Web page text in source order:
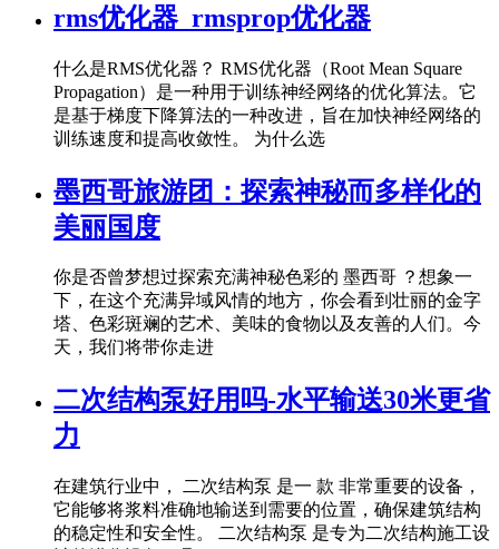
rms优化器_rmsprop优化器
什么是RMS优化器？ RMS优化器（Root Mean Square
Propagation）是一种用于训练神经网络的优化算法。它
是基于梯度下降算法的一种改进，旨在加快神经网络的
训练速度和提高收敛性。 为什么选
墨西哥旅游团：探索神秘而多样化的
美丽国度
你是否曾梦想过探索充满神秘色彩的 墨西哥 ？想象一
下，在这个充满异域风情的地方，你会看到壮丽的金字
塔、色彩斑斓的艺术、美味的食物以及友善的人们。今
天，我们将带你走进
二次结构泵好用吗-水平输送30米更省
力
在建筑行业中， 二次结构泵 是一 款 非常重要的设备，
它能够将浆料准确地输送到需要的位置，确保建筑结构
的稳定性和安全性。 二次结构泵 是专为二次结构施工设